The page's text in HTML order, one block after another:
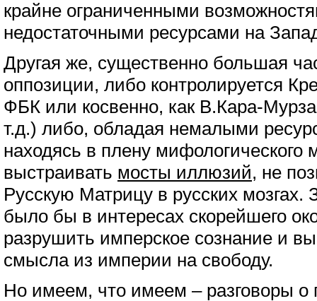
крайне ограниченными
недостаточными ресурсами на
Другая же, существенно большая
оппозиции, либо контролируется
ФБК или косвенно, как В.Кара-
т.д.) либо, обладая немалыми
находясь в плену
выстраивать мосты иллюзий, не
Русскую Матрицу в русских мозгах.
было бы в интересах скорейшего
разрушить имперское сознание и
смысла из империи на свободу.
Но имеем, что имеем – разговоры о